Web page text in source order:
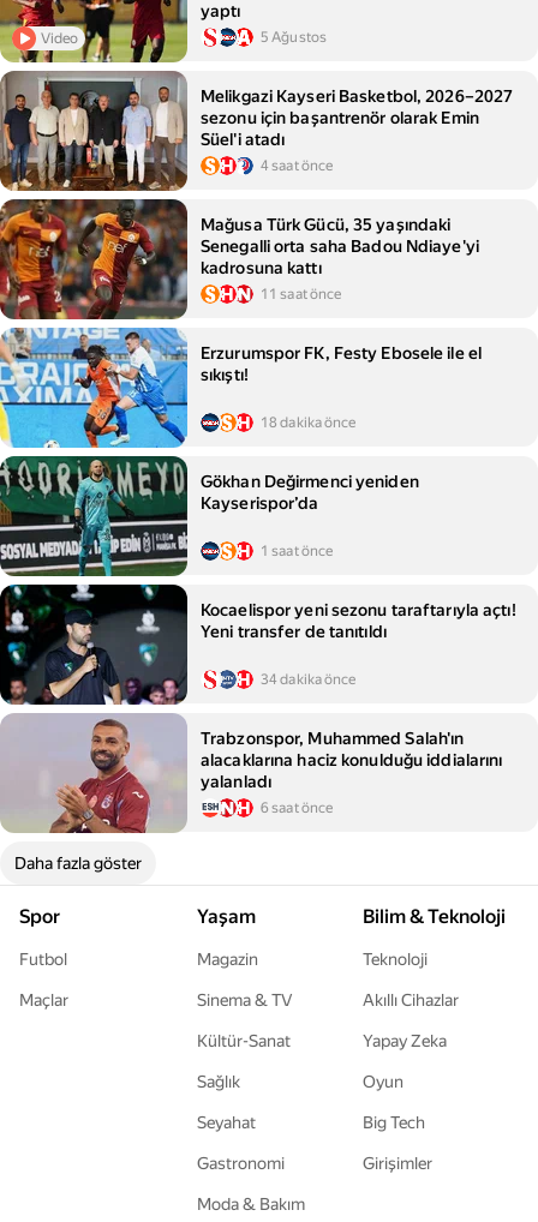
Video
yaptı
5 Ağustos
Melikgazi Kayseri Basketbol, 2026–2027
sezonu için başantrenör olarak Emin
Süel'i atadı
4 saat önce
Mağusa Türk Gücü, 35 yaşındaki
Senegalli orta saha Badou Ndiaye'yi
kadrosuna kattı
11 saat önce
Erzurumspor FK, Festy Ebosele ile el
sıkıştı!
18 dakika önce
Gökhan Değirmenci yeniden
Kayserispor’da
1 saat önce
Kocaelispor yeni sezonu taraftarıyla açtı!
Yeni transfer de tanıtıldı
34 dakika önce
Trabzonspor, Muhammed Salah'ın
alacaklarına haciz konulduğu iddialarını
yalanladı
6 saat önce
Daha fazla göster
Spor
Futbol
Maçlar
Yaşam
Magazin
Sinema & TV
Kültür-Sanat
Sağlık
Seyahat
Gastronomi
Moda & Bakım
Bilim & Teknoloji
Teknoloji
Akıllı Cihazlar
Yapay Zeka
Oyun
Big Tech
Girişimler